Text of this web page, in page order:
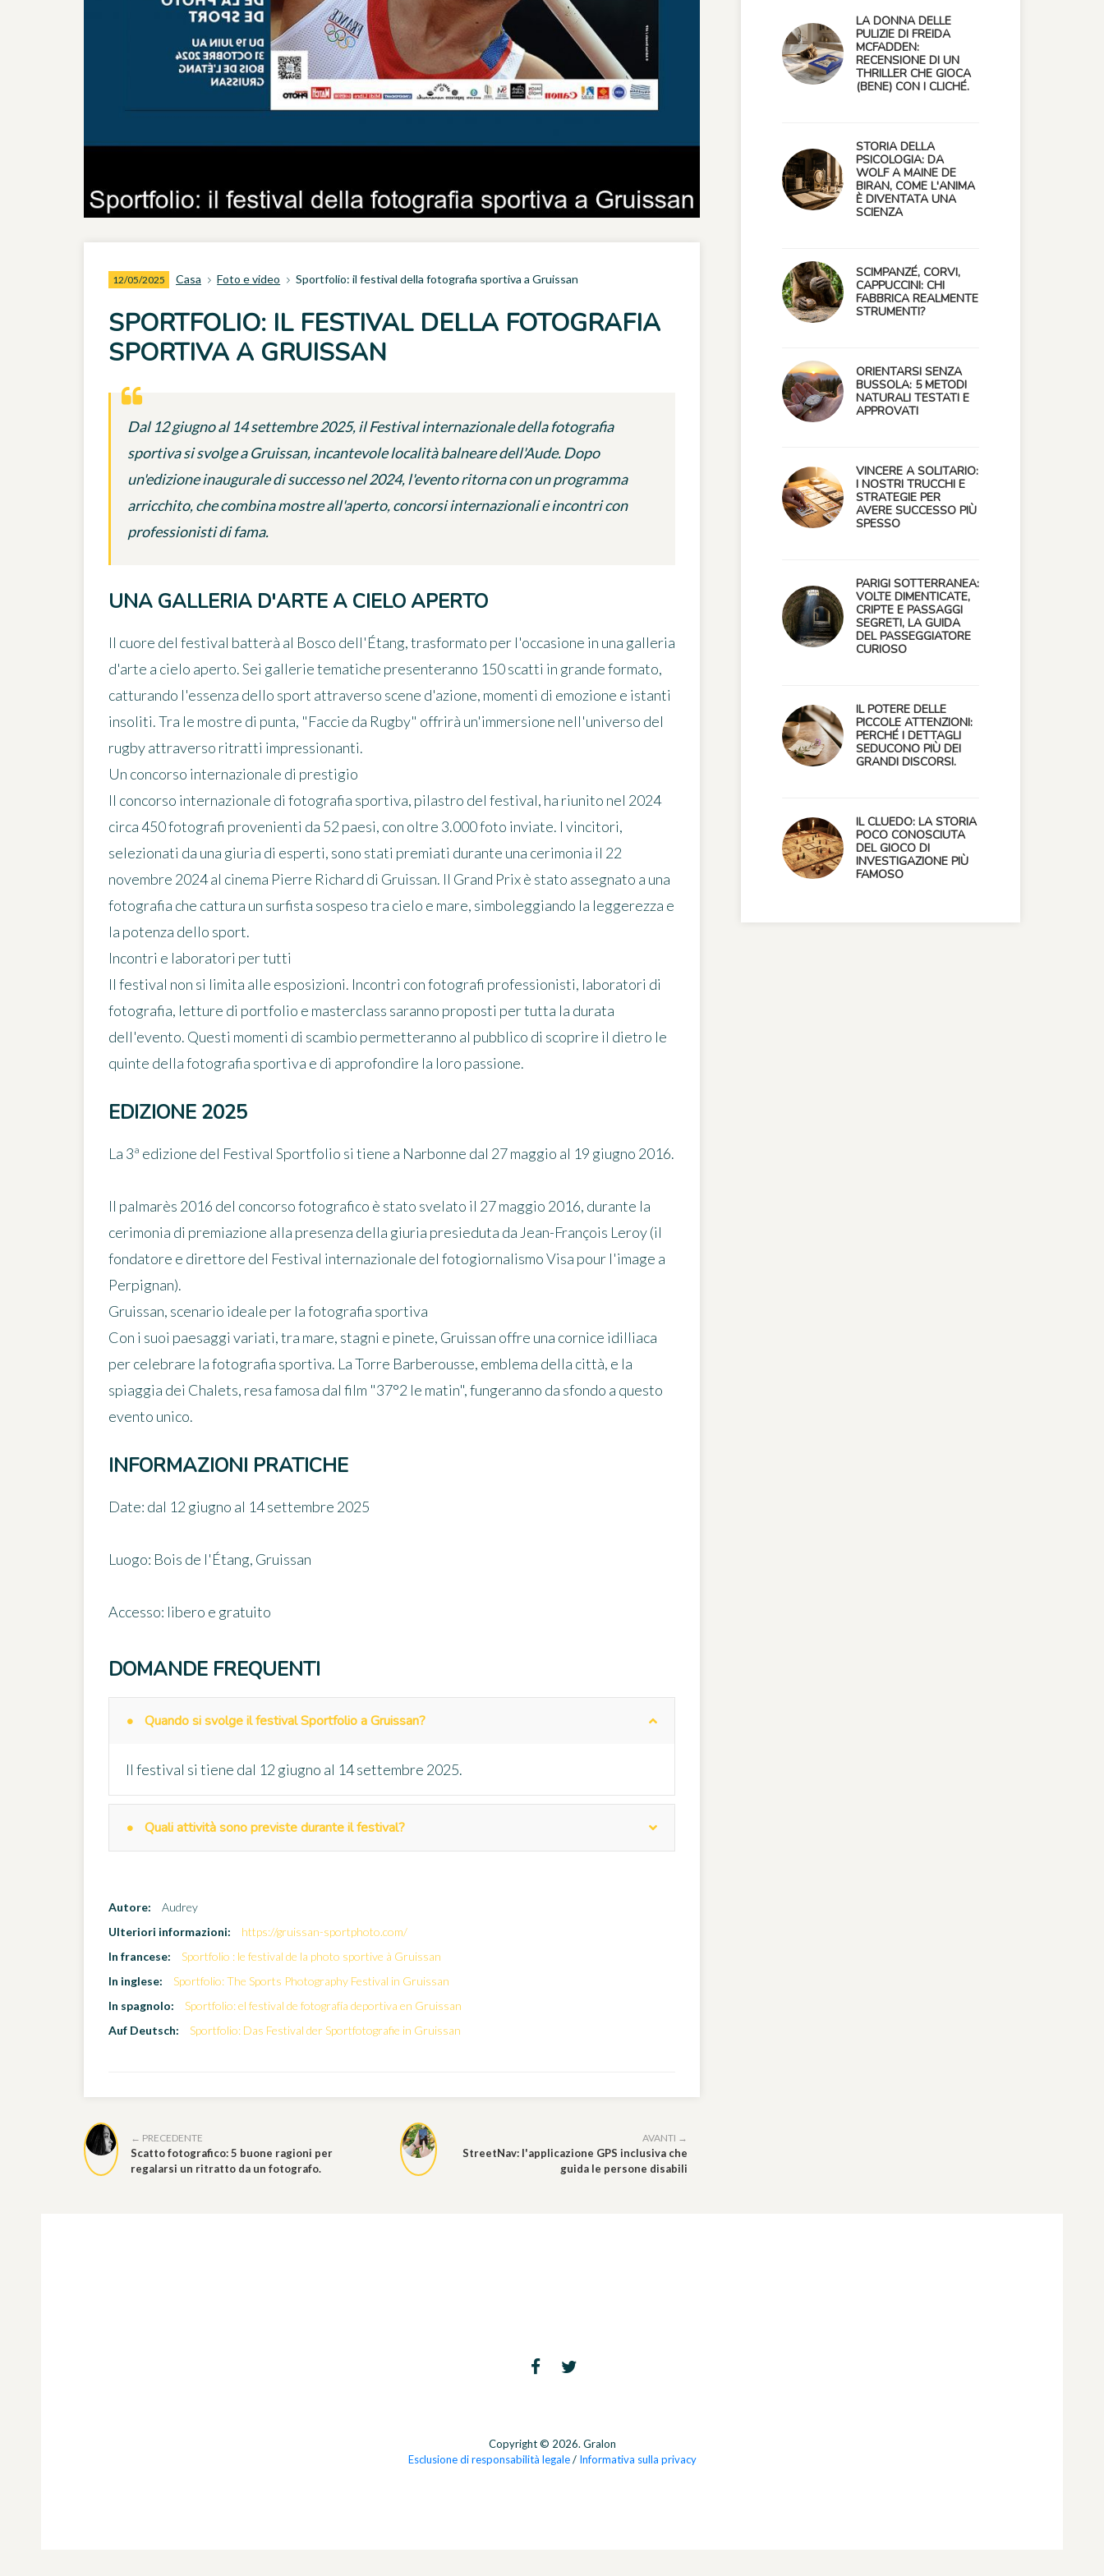
12/05/2025 Casa Foto e video Sportfolio: il festival della fotografia sportiva a Gruissan
SPORTFOLIO: IL FESTIVAL DELLA FOTOGRAFIA
SPORTIVA A GRUISSAN
Dal 12 giugno al 14 settembre 2025, il Festival internazionale della fotografia
sportiva si svolge a Gruissan, incantevole località balneare dell'Aude. Dopo
un'edizione inaugurale di successo nel 2024, l'evento ritorna con un programma
arricchito, che combina mostre all'aperto, concorsi internazionali e incontri con
professionisti di fama.
UNA GALLERIA D'ARTE A CIELO APERTO
Il cuore del festival batterà al Bosco dell'Étang, trasformato per l'occasione in una galleria
d'arte a cielo aperto. Sei gallerie tematiche presenteranno 150 scatti in grande formato,
catturando l'essenza dello sport attraverso scene d'azione, momenti di emozione e istanti
insoliti. Tra le mostre di punta, "Faccie da Rugby" offrirà un'immersione nell'universo del
rugby attraverso ritratti impressionanti.
Un concorso internazionale di prestigio
Il concorso internazionale di fotografia sportiva, pilastro del festival, ha riunito nel 2024
circa 450 fotografi provenienti da 52 paesi, con oltre 3.000 foto inviate. I vincitori,
selezionati da una giuria di esperti, sono stati premiati durante una cerimonia il 22
novembre 2024 al cinema Pierre Richard di Gruissan. Il Grand Prix è stato assegnato a una
fotografia che cattura un surfista sospeso tra cielo e mare, simboleggiando la leggerezza e
la potenza dello sport.
Incontri e laboratori per tutti
Il festival non si limita alle esposizioni. Incontri con fotografi professionisti, laboratori di
fotografia, letture di portfolio e masterclass saranno proposti per tutta la durata
dell'evento. Questi momenti di scambio permetteranno al pubblico di scoprire il dietro le
quinte della fotografia sportiva e di approfondire la loro passione.
EDIZIONE 2025
La 3ª edizione del Festival Sportfolio si tiene a Narbonne dal 27 maggio al 19 giugno 2016.
Il palmarès 2016 del concorso fotografico è stato svelato il 27 maggio 2016, durante la
cerimonia di premiazione alla presenza della giuria presieduta da Jean-François Leroy (il
fondatore e direttore del Festival internazionale del fotogiornalismoVisa pour l'image a
Perpignan).
Gruissan, scenario ideale per la fotografia sportiva
Con i suoi paesaggi variati, tra mare, stagni e pinete, Gruissan offre una cornice idilliaca
per celebrare la fotografia sportiva. La Torre Barberousse, emblema della città, e la
spiaggia dei Chalets, resa famosa dal film "37°2 le matin", fungeranno da sfondo a questo
evento unico.
INFORMAZIONI PRATICHE
Date: dal 12 giugno al 14 settembre 2025
Luogo: Bois de l'Étang, Gruissan
Accesso: libero e gratuito
DOMANDE FREQUENTI
Quando si svolge il festival Sportfolio a Gruissan?
Il festival si tiene dal 12 giugno al 14 settembre 2025.
Quali attività sono previste durante il festival?
Autore:
Audrey
Ulteriori informazioni:
https://gruissan-sportphoto.com/
In francese:
Sportfolio : le festival de la photo sportive à Gruissan
In inglese:
Sportfolio: The Sports Photography Festival in Gruissan
In spagnolo:
Sportfolio: el festival de fotografía deportiva en Gruissan
Auf Deutsch:
Sportfolio: Das Festival der Sportfotografie in Gruissan
← PRECEDENTE
Scatto fotografico: 5 buone ragioni per
regalarsi un ritratto da un fotografo.
AVANTI →
StreetNav: l'applicazione GPS inclusiva che
guida le persone disabili
LA DONNA DELLE
PULIZIE DI FREIDA
MCFADDEN:
RECENSIONE DI UN
THRILLER CHE GIOCA
(BENE) CON I CLICHÉ.
STORIA DELLA
PSICOLOGIA: DA
WOLF A MAINE DE
BIRAN, COME L'ANIMA
È DIVENTATA UNA
SCIENZA
SCIMPANZÉ, CORVI,
CAPPUCCINI: CHI
FABBRICA REALMENTE
STRUMENTI?
ORIENTARSI SENZA
BUSSOLA: 5 METODI
NATURALI TESTATI E
APPROVATI
VINCERE A SOLITARIO:
I NOSTRI TRUCCHI E
STRATEGIE PER
AVERE SUCCESSO PIÙ
SPESSO
PARIGI SOTTERRANEA:
VOLTE DIMENTICATE,
CRIPTE E PASSAGGI
SEGRETI, LA GUIDA
DEL PASSEGGIATORE
CURIOSO
IL POTERE DELLE
PICCOLE ATTENZIONI:
PERCHÉ I DETTAGLI
SEDUCONO PIÙ DEI
GRANDI DISCORSI.
IL CLUEDO: LA STORIA
POCO CONOSCIUTA
DEL GIOCO DI
INVESTIGAZIONE PIÙ
FAMOSO
Copyright © 2026. Gralon
Esclusione di responsabilità legale/ Informativa sulla privacy